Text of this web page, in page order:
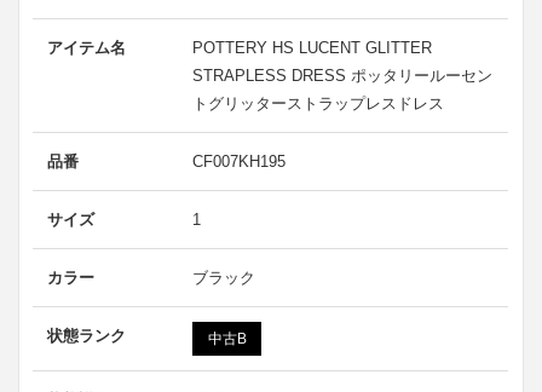
アイテム名
POTTERY HS LUCENT GLITTER
STRAPLESS DRESS ポッタリールーセン
トグリッターストラップレスドレス
品番 CF007KH195
サイズ 1
カラー ブラック
状態ランク 中古B